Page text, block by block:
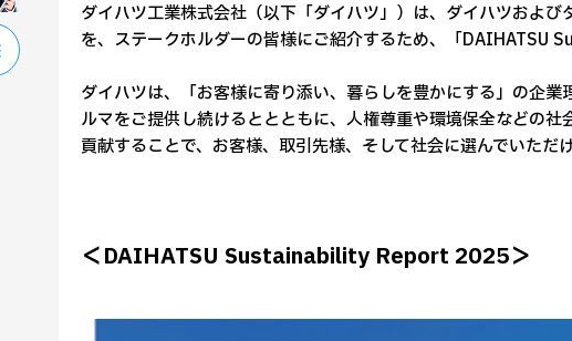
ダイハツ工業株式会社（以下「ダイハツ」）は、ダイハツおよ
を、ステークホルダーの皆様にご紹介するため、「DAIHATSU
ダイハツは、「お客様に寄り添い、暮らしを豊かにする」の企
ルマをご提供し続けるととともに、人権尊重や環境保全などの
貢献することで、お客様、取引先様、そして社会に選んでいただ
＜DAIHATSU Sustainability Report 2025＞